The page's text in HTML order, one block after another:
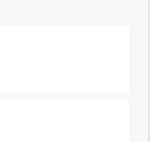
Kunden, Produkte
Zeiträumen und
Die moderne